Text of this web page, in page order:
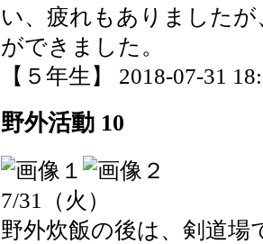
い、疲れもありました
ができました。
【５年生】 2018-07-31
野外活動 10
7/31（火）
野外炊飯の後は、剣道